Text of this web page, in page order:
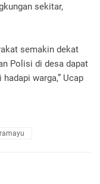
sekitar,
semakin dekat
Polisi di desa dapat
warga,” Ucap